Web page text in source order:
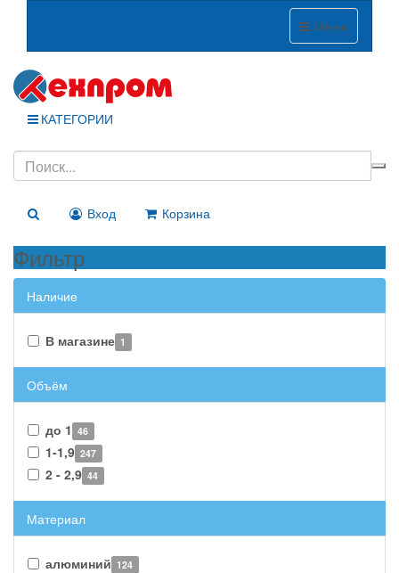
Меню
КАТЕГОРИИ
Вход Корзина
Фильтр
Наличие
В магазине 1
Объём
до 1 46
1-1,9 247
2 - 2,9 44
Материал
алюминий 124